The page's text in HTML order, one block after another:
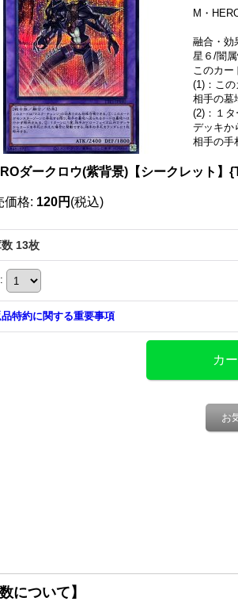
M・
融合・効
星６/闇
このカー
(1)：この
相手の墓
(2)：１
デッキか
相手の手
ダークロウ(紫背景)【シークレット】
価格: 120円 (税込)
13枚
:
特約に関する重要事項
お
について】